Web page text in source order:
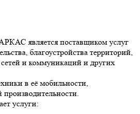
является поставщиком услуг
благоустройства территорий,
и коммуникаций и других
в её мобильности,
услуги: